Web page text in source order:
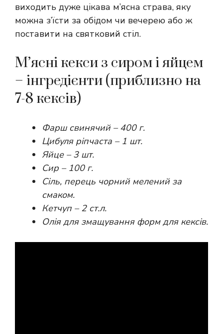
виходить дуже цікава м’ясна страва, яку
можна з’їсти за обідом чи вечерею або ж
поставити на святковий стіл.
М’ясні кекси з сиром і яйцем
– інгредієнти (приблизно на
7-8 кексів)
Фарш свинячий – 400 г.
Цибуля ріпчаста – 1 шт.
Яйце – 3 шт.
Сир – 100 г.
Сіль, перець чорний мелений за
смаком.
Кетчуп – 2 ст.л.
Олія для змащування форм для кексів.